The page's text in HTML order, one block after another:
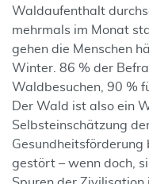
Waldaufenthalt
mehrmals im Monat
gehen die Menschen
Winter. 86 % der
Waldbesuchen, 90 %
Der Wald ist also ein
Selbsteinschätzung
gestört – wenn doch,